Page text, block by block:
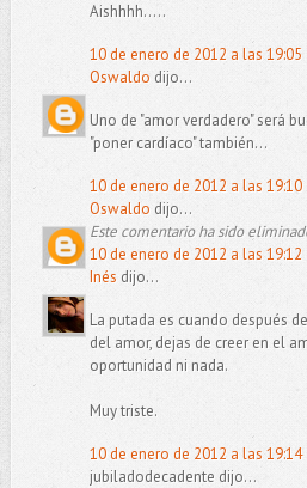
Aishhhh.....
10 de enero de 2012 a las 19:05
Oswaldo dijo...
Uno de "amor verdadero" será
"poner cardíaco" también...
10 de enero de 2012 a las 19:10
Oswaldo dijo...
Este comentario ha sido
10 de enero de 2012 a las 19:12
Inés dijo...
La putada es cuando después
del amor, dejas de creer en el
oportunidad ni nada.
Muy triste.
10 de enero de 2012 a las 19:14
jubiladodecadente dijo...